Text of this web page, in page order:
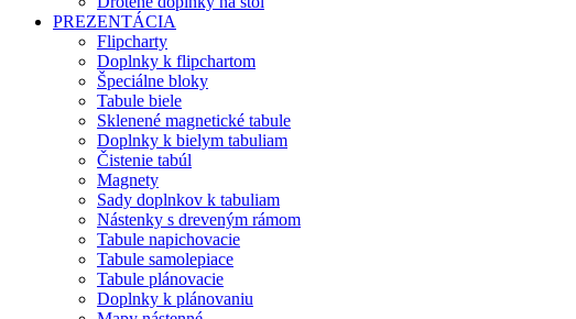
PREZENTÁCIA
Flipcharty
Doplnky k flipchartom
Špeciálne bloky
Tabule biele
Sklenené magnetické tabule
Doplnky k bielym tabuliam
Čistenie tabúl
Magnety
Sady doplnkov k tabuliam
Nástenky s dreveným rámom
Tabule napichovacie
Tabule samolepiace
Tabule plánovacie
Doplnky k plánovaniu